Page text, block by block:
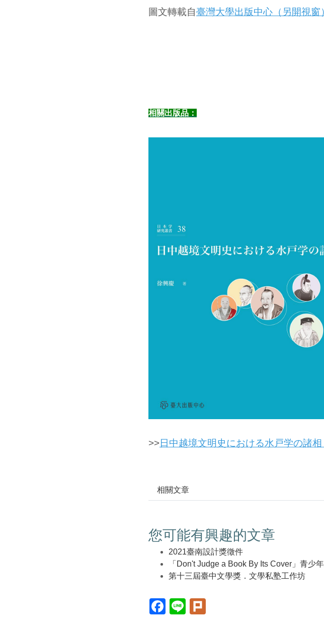
圖文轉載自臺灣大學出版中心（另開視窗
相關出版品：
>>日中越境文明史における水戸学の諸
相關文章
您可能有興趣的文章
2021臺南設計獎徵件
「Don't Judge a Book By Its Cover」青少
第十三屆臺中文學獎．文學私塾工作坊
Facebook(另
開
Line(另
開